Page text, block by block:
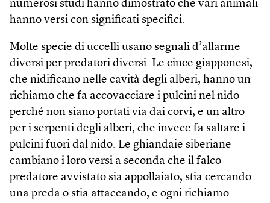
numerosi studi hanno dimostrato che vari animali
hanno versi con significati specifici.
Molte specie di uccelli usano segnali d’allarme
diversi per predatori diversi. Le cince giapponesi,
che nidificano nelle cavità degli alberi, hanno un
richiamo che fa accovacciare i pulcini nel nido
perché non siano portati via dai corvi, e un altro
per i serpenti degli alberi, che invece fa saltare i
pulcini fuori dal nido. Le ghiandaie siberiane
cambiano i loro versi a seconda che il falco
predatore avvistato sia appollaiato, stia cercando
una preda o stia attaccando, e ogni richiamo